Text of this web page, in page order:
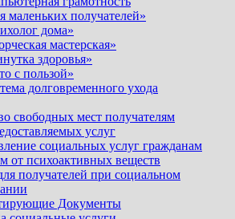
подменю
маленьких получателей»
дома»
мастерская»
здоровья»
с пользой»
долговременного ухода
свободных мест получателям
услуг
социальных услуг гражданам
от психоактивных веществ
получателей при социальном
Документы